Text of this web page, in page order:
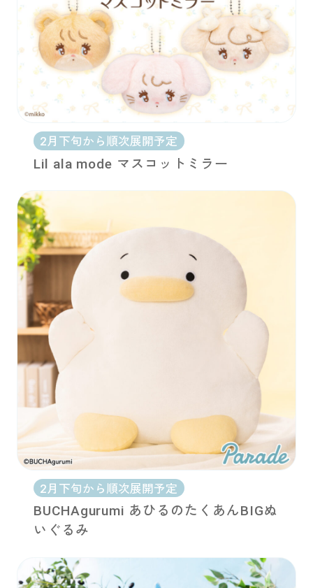
CAPSULE TOY 公式 Instagram
プライバシーポリシー
2月下旬から順次展開予定
Lil ala mode マスコットミラー
2月下旬から順次展開予定
BUCHAgurumi あひるのたくあんBIGぬ
いぐるみ